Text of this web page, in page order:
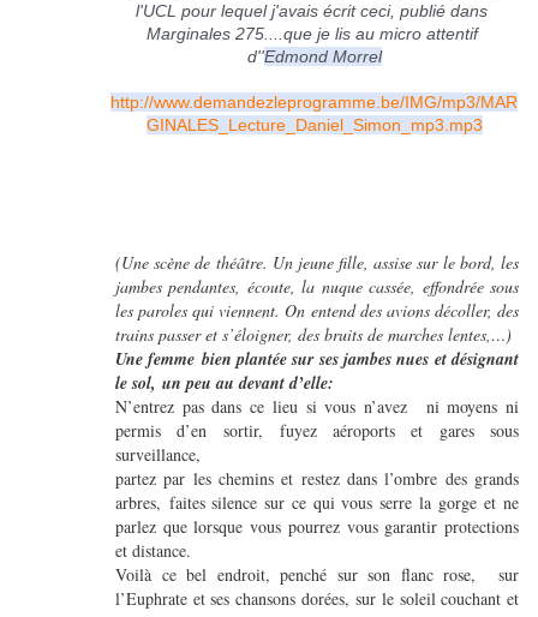
l'UCL pour lequel j'avais écrit ceci, publié dans
Marginales 275....que je lis au micro attentif
d''Edmond Morrel
http://www.demandezleprogramme.be/IMG/mp3/MAR
GINALES_Lecture_Daniel_Simon_mp3.mp3
(Une scène de théâtre. Un jeune fille, assise sur le bord, les
jambes pendantes, écoute, la nuque cassée, effondrée sous
les paroles qui viennent. On entend des avions décoller, des
trains passer et s’éloigner, des bruits de marches lentes,…)
Une femme bien plantée sur ses jambes nues et désignant
le sol, un peu au devant d’elle:
N’entrez pas dans ce lieu si vous n’avez ni moyens ni
permis d’en sortir, fuyez aéroports et gares sous
surveillance,
partez par les chemins et restez dans l’ombre des grands
arbres, faites silence sur ce qui vous serre la gorge et ne
parlez que lorsque vous pourrez vous garantir protections
et distance.
Voilà ce bel endroit, penché sur son flanc rose, sur
l’Euphrate et ses chansons dorées, sur le soleil couchant et